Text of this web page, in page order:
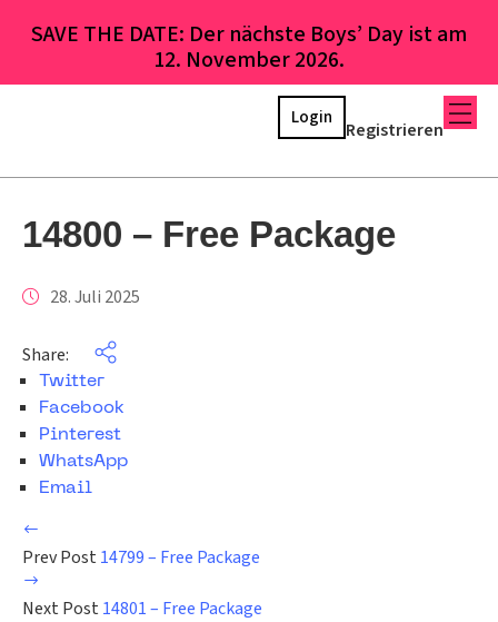
SAVE THE DATE: Der nächste Boys’ Day ist am
12. November 2026.
Registrieren
Login
14800 – Free Package
28. Juli 2025
Share:
Twitter
Facebook
Pinterest
WhatsApp
Email
Prev Post 14799 – Free Package
Next Post 14801 – Free Package